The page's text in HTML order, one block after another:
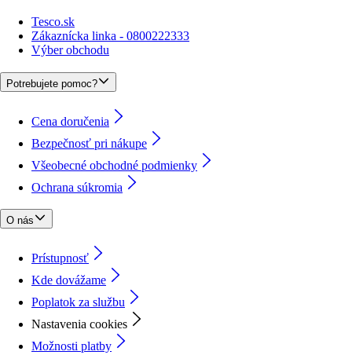
Tesco.sk
Zákaznícka linka - 0800222333
Výber obchodu
Potrebujete pomoc?
Cena doručenia
Bezpečnosť pri nákupe
Všeobecné obchodné podmienky
Ochrana súkromia
O nás
Prístupnosť
Kde dovážame
Poplatok za službu
Nastavenia cookies
Možnosti platby